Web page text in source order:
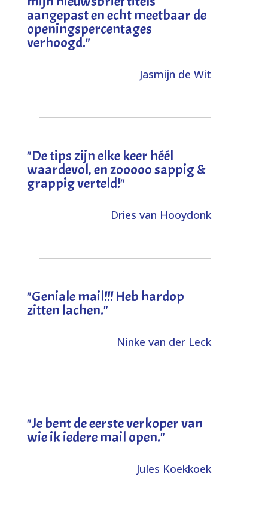
aangepast en echt meetbaar de
openingspercentages
verhoogd."
Jasmijn de Wit
"De tips zijn elke keer héél
waardevol, en zooooo sappig &
grappig verteld!"
Dries van Hooydonk
"Geniale mail!!! Heb hardop
zitten lachen."
Ninke van der Leck
"Je bent de eerste verkoper van
wie ik iedere mail open."
Jules Koekkoek